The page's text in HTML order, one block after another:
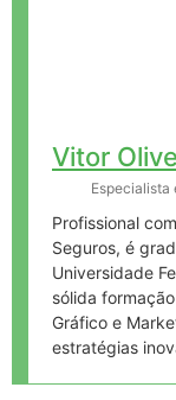
Vitor
Especialista
Profissional
Seguros, é
Universidade
sólida
Gráfico e
estratégias